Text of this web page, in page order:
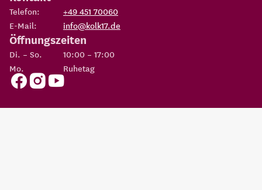
Telefon:
+49 451 70060
E-Mail:
info@kolk17.de
Öffnungszeiten
Di. – So.
10:00 – 17:00
Mo.
Ruhetag